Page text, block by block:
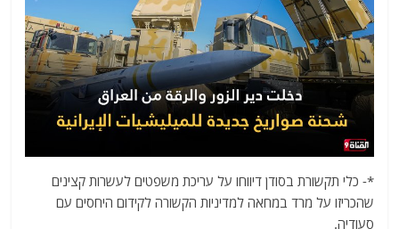
*- כלי תקשורת בסודן דיווחו על עריכת משפטים לעשרות קצינים
שהכריזו על מרד במחאה למדיניות הקשורה לקידום היחסים עם
סעודיה.